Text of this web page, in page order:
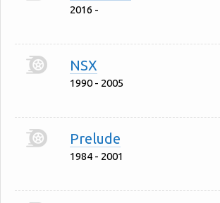
2016 -
NSX
1990 - 2005
Prelude
1984 - 2001